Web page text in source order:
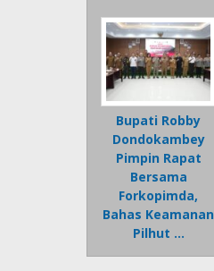
Bupati Robby
Dondokambey
Pimpin Rapat
Bersama
Forkopimda,
Bahas Keamanan
Pilhut …